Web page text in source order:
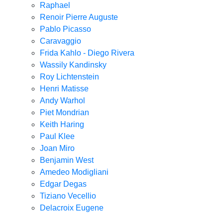
Raphael
Renoir Pierre Auguste
Pablo Picasso
Caravaggio
Frida Kahlo - Diego Rivera
Wassily Kandinsky
Roy Lichtenstein
Henri Matisse
Andy Warhol
Piet Mondrian
Keith Haring
Paul Klee
Joan Miro
Benjamin West
Amedeo Modigliani
Edgar Degas
Tiziano Vecellio
Delacroix Eugene